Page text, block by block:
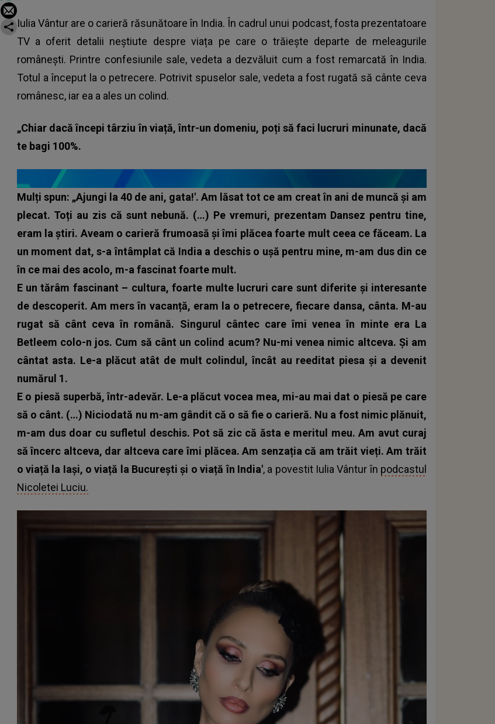
Iulia Vântur are o carieră răsunătoare în India. În cadrul unui podcast, fosta prezentatoare
TV a oferit detalii neștiute despre viața pe care o trăiește departe de meleagurile
românești. Printre confesiunile sale, vedeta a dezvăluit cum a fost remarcată în India.
Totul a început la o petrecere. Potrivit spuselor sale, vedeta a fost rugată să cânte ceva
românesc, iar ea a ales un colind.
„Chiar dacă începi târziu în viață, într-un domeniu, poți să faci lucruri minunate, dacă
te bagi 100%.
Mulți spun: „Ajungi la 40 de ani, gata!'. Am lăsat tot ce am creat în ani de muncă și am
plecat. Toți au zis că sunt nebună. (…) Pe vremuri, prezentam Dansez pentru tine,
eram la știri. Aveam o carieră frumoasă și îmi plăcea foarte mult ceea ce făceam. La
un moment dat, s-a întâmplat că India a deschis o ușă pentru mine, m-am dus din ce
în ce mai des acolo, m-a fascinat foarte mult.
E un tărâm fascinant – cultura, foarte multe lucruri care sunt diferite și interesante
de descoperit.Am mers în vacanță, eram la o petrecere, fiecare dansa, cânta. M-au
rugat să cânt ceva în română. Singurul cântec care îmi venea în minte era La
Betleem colo-n jos. Cum să cânt un colind acum? Nu-mi venea nimic altceva. Și am
cântat asta. Le-a plăcut atât de mult colindul, încât au reeditat piesa și a devenit
numărul 1.
E o piesă superbă, într-adevăr. Le-a plăcut vocea mea, mi-au mai dat o piesă pe care
să o cânt. (…) Niciodată nu m-am gândit că o să fie o carieră. Nu a fost nimic plănuit,
m-am dus doar cu sufletul deschis. Pot să zic că ăsta e meritul meu. Am avut curaj
să încerc altceva, dar altceva care îmi plăcea. Am senzația că am trăit vieți. Am trăit
o viață la Iași, o viață la București și o viață în India', a povestit Iulia Vântur în podcastul
Nicoletei Luciu.